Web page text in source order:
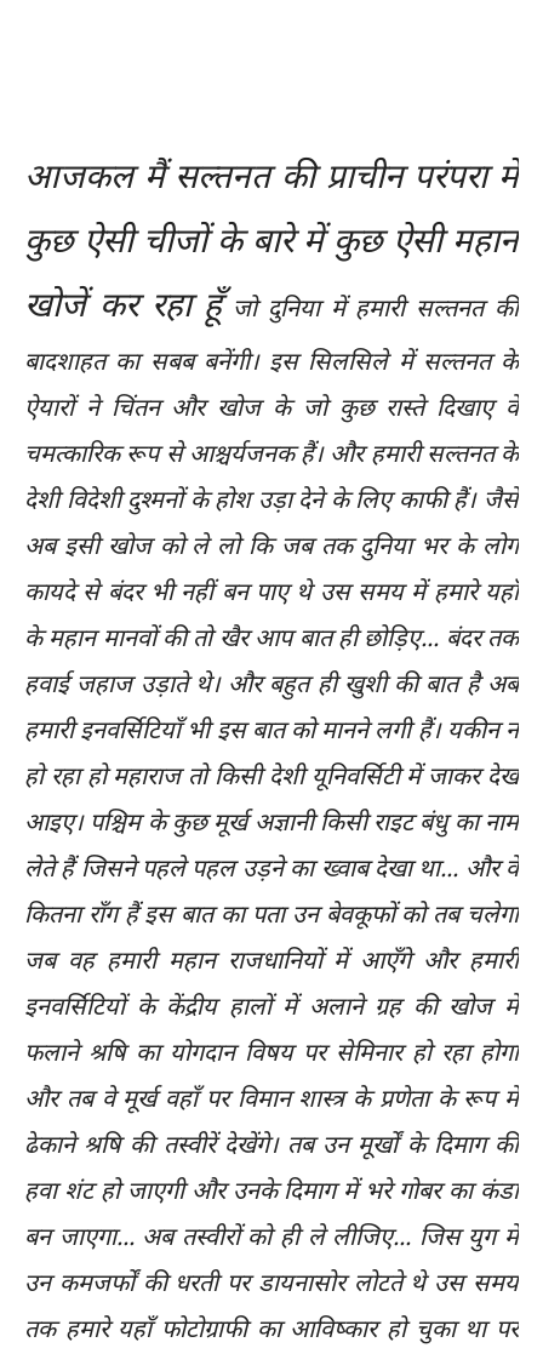
आजकल मैं सल्तनत की प्राचीन परंपरा में
कुछ ऐसी चीजों के बारे में कुछ ऐसी महान
खोजें कर रहा हूँजो दुनिया में हमारी सल्तनत की
बादशाहत का सबब बनेंगी। इस सिलसिले में सल्तनत के
ऐयारों ने चिंतन और खोज के जो कुछ रास्ते दिखाए वे
चमत्कारिक रूप से आश्चर्यजनक हैं। और हमारी सल्तनत के
देशी विदेशी दुश्मनों के होश उड़ा देने के लिए काफी हैं। जैसे
अब इसी खोज को ले लो कि जब तक दुनिया भर के लोग
कायदे से बंदर भी नहीं बन पाए थे उस समय में हमारे यहाँ
के महान मानवों की तो खैर आप बात ही छोड़िए... बंदर तक
हवाई जहाज उड़ाते थे। और बहुत ही खुशी की बात है अब
हमारी इनवर्सिटियाँ भी इस बात को मानने लगी हैं। यकीन न
हो रहा हो महाराज तो किसी देशी यूनिवर्सिटी में जाकर देख
आइए। पश्चिम के कुछ मूर्ख अज्ञानी किसी राइट बंधु का नाम
लेते हैं जिसने पहले पहल उड़ने का ख्वाब देखा था... और वे
कितना राँग हैं इस बात का पता उन बेवकूफों को तब चलेगा
जब वह हमारी महान राजधानियों में आएँगे और हमारी
इनवर्सिटियों के केंद्रीय हालों में अलाने ग्रह की खोज में
फलाने श्रषि का योगदान विषय पर सेमिनार हो रहा होगा
और तब वे मूर्ख वहाँ पर विमान शास्त्र के प्रणेता के रूप में
ढेकाने श्रषि की तस्वीरें देखेंगे। तब उन मूर्खों के दिमाग की
हवा शंट हो जाएगी और उनके दिमाग में भरे गोबर का कंडा
बन जाएगा... अब तस्वीरों को ही ले लीजिए... जिस युग में
उन कमजर्फों की धरती पर डायनासोर लोटते थे उस समय
तक हमारे यहाँ फोटोग्राफी का आविष्कार हो चुका था पर